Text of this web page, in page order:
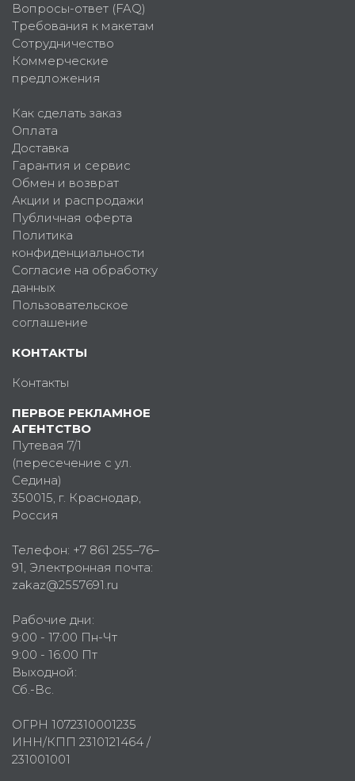
Вопросы-ответ (FAQ)
Требования к макетам
Сотрудничество
Коммерческие
предложения
Как сделать заказ
Оплата
Доставка
Гарантия и сервис
Обмен и возврат
Акции и распродажи
Публичная оферта
Политика
конфиденциальности
Согласие на обработку
данных
Пользовательское
соглашение
КОНТАКТЫ
Контакты
ПЕРВОЕ РЕКЛАМНОЕ
АГЕНТСТВО
Путевая 7/1
(пересечение с ул.
Седина)
350015, г. Краснодар,
Россия
Телефон: +7 861 255–76–
91, Электронная почта:
zakaz@2557691.ru
Рабочие дни:
9:00 - 17:00 Пн-Чт
9:00 - 16:00 Пт
Выходной:
Сб.-Вс.
ОГРН 1072310001235
ИНН/КПП 2310121464 /
231001001